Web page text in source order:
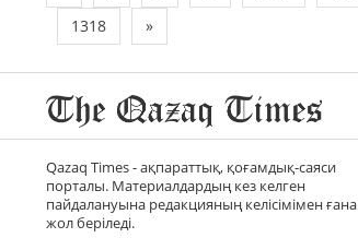
1318
»
Qazaq Times - ақпараттық, қоғамдық-саяси
порталы. Материалдардың кез келген
пайдалануына редакцияның келісімімен ғана
жол беріледі.